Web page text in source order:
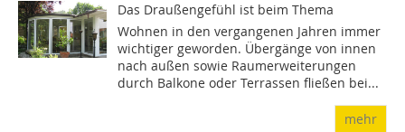
Das Draußengefühl ist beim Thema
Wohnen in den vergangenen Jahren immer
wichtiger geworden. Übergänge von innen
nach außen sowie Raumerweiterungen
durch Balkone oder Terrassen fließen bei...
mehr